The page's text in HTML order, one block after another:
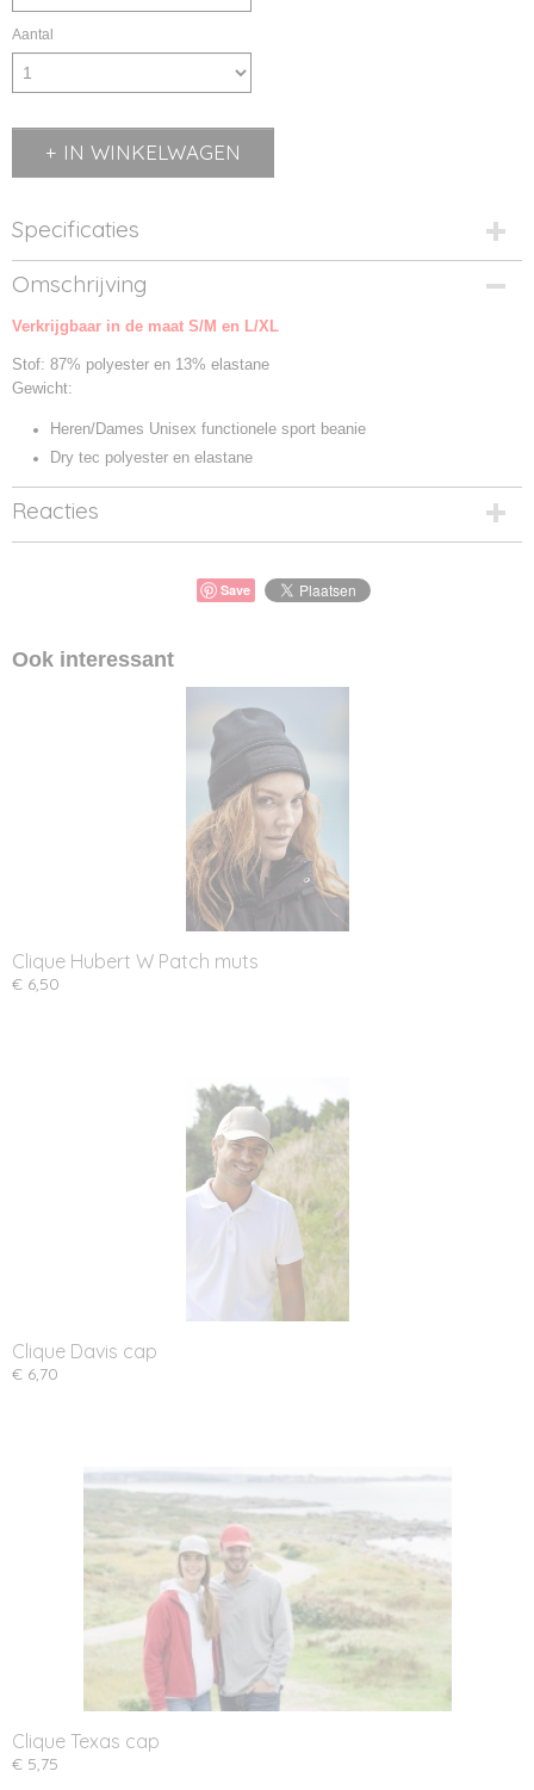
Aantal
IN WINKELWAGEN
Specificaties
Productcode
NW024126-1
Productcode leverancier
Omschrijving
Verkrijgbaar in de maat S/M en L/XL
Stof: 87% polyester en 13% elastane
Gewicht:
Heren/Dames Unisex functionele sport beanie
Dry tec polyester en elastane
Reacties
Save
Ook interessant
Clique Hubert W Patch muts
€ 6,50
Clique Davis cap
€ 6,70
Clique Texas cap
€ 5,75